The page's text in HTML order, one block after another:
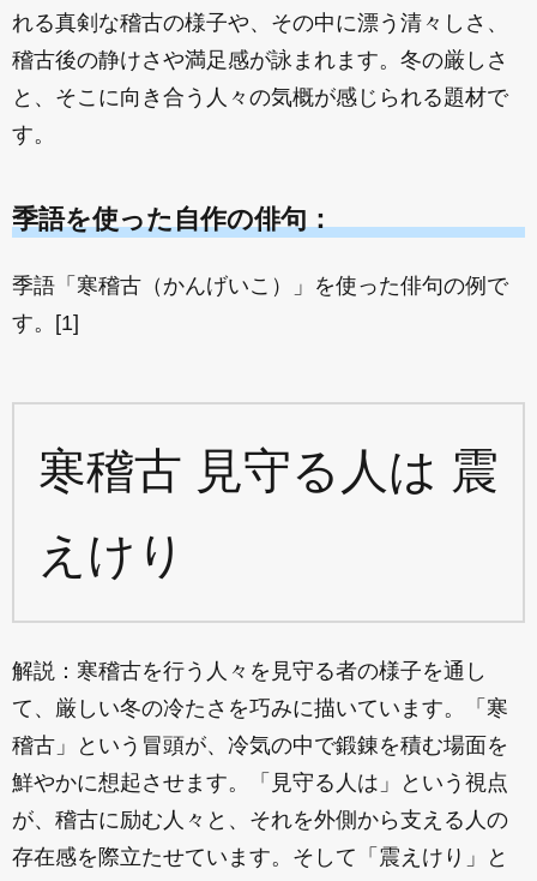
れる真剣な稽古の様子や、その中に漂う清々しさ、
稽古後の静けさや満足感が詠まれます。冬の厳しさ
と、そこに向き合う人々の気概が感じられる題材で
す。
季語を使った自作の俳句：
季語「寒稽古（かんげいこ）」を使った俳句の例で
す。[1]
寒稽古 見守る人は 震
えけり
解説：寒稽古を行う人々を見守る者の様子を通し
て、厳しい冬の冷たさを巧みに描いています。「寒
稽古」という冒頭が、冷気の中で鍛錬を積む場面を
鮮やかに想起させます。「見守る人は」という視点
が、稽古に励む人々と、それを外側から支える人の
存在感を際立たせています。そして「震えけり」と